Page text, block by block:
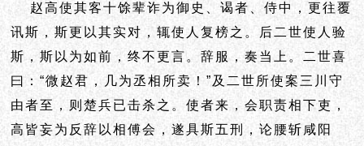
赵高使其客十馀辈诈为御史、谒者、侍中，更往覆
讯斯，斯更以其实对，辄使人复榜之。后二世使人验
斯，斯以为如前，终不更言。辞服，奏当上。二世喜
曰：“微赵君，几为丞相所卖！”及二世所使案三川守
由者至，则楚兵已击杀之。使者来，会职责相下吏，
高皆妄为反辞以相傅会，遂具斯五刑，论腰斩咸阳